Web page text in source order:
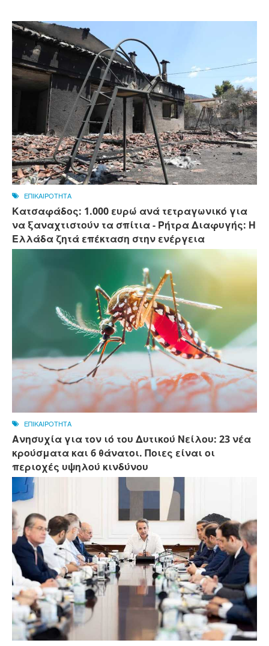
ΕΠΙΚΑΙΡΟΤΗΤΑ
Κατσαφάδος: 1.000 ευρώ ανά τετραγωνικό για
να ξαναχτιστούν τα σπίτια - Ρήτρα Διαφυγής: Η
Ελλάδα ζητά επέκταση στην ενέργεια
ΕΠΙΚΑΙΡΟΤΗΤΑ
Ανησυχία για τον ιό του Δυτικού Νείλου: 23 νέα
κρούσματα και 6 θάνατοι. Ποιες είναι οι
περιοχές υψηλού κινδύνου